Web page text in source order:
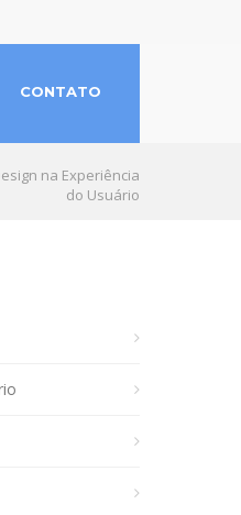
CONTATO
na Experiência
do Usuário